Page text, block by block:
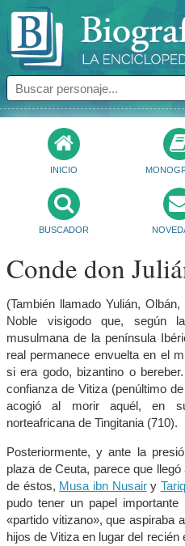
INICIO
BUSCADOR
Conde don
(También llamado Yulián,
Noble visigodo que, según
musulmana de la península
real permanece envuelta en el
si era godo, bizantino o
confianza de Vitiza (penúltimo
acogió al morir aquél, en
norteafricana de Tingitania (710).
Posteriormente, y ante la
plaza de Ceuta, parece que
de éstos, Musa ibn Nusairy
pudo tener un papel
«partido vitizano», que aspiraba
hijos de Vitiza en lugar del